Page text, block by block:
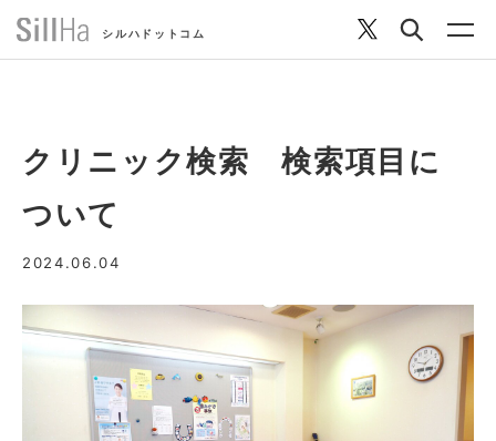
シルハドットコム
シルハとは？
セルフチェック
クリニック検索 検索項目に
ついて
2024.06.04